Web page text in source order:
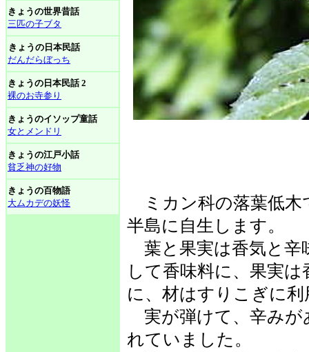
きょうの世界昔話
三匹の子ブタ
きょうの日本民話
だんだらぼっち
きょうの日本民話 2
裸のお寺参り
きょうのイソップ童話
女とメンドリ
きょうの江戸小話
貧乏神の好物
きょうの百物語
大ムカデの妖怪
ミカン科の落葉低木
半島に自生します。
葉と果実は香気と辛
して香味料に、果実
に、材はすりこぎに
実が弾けて、辛みが
れていました。